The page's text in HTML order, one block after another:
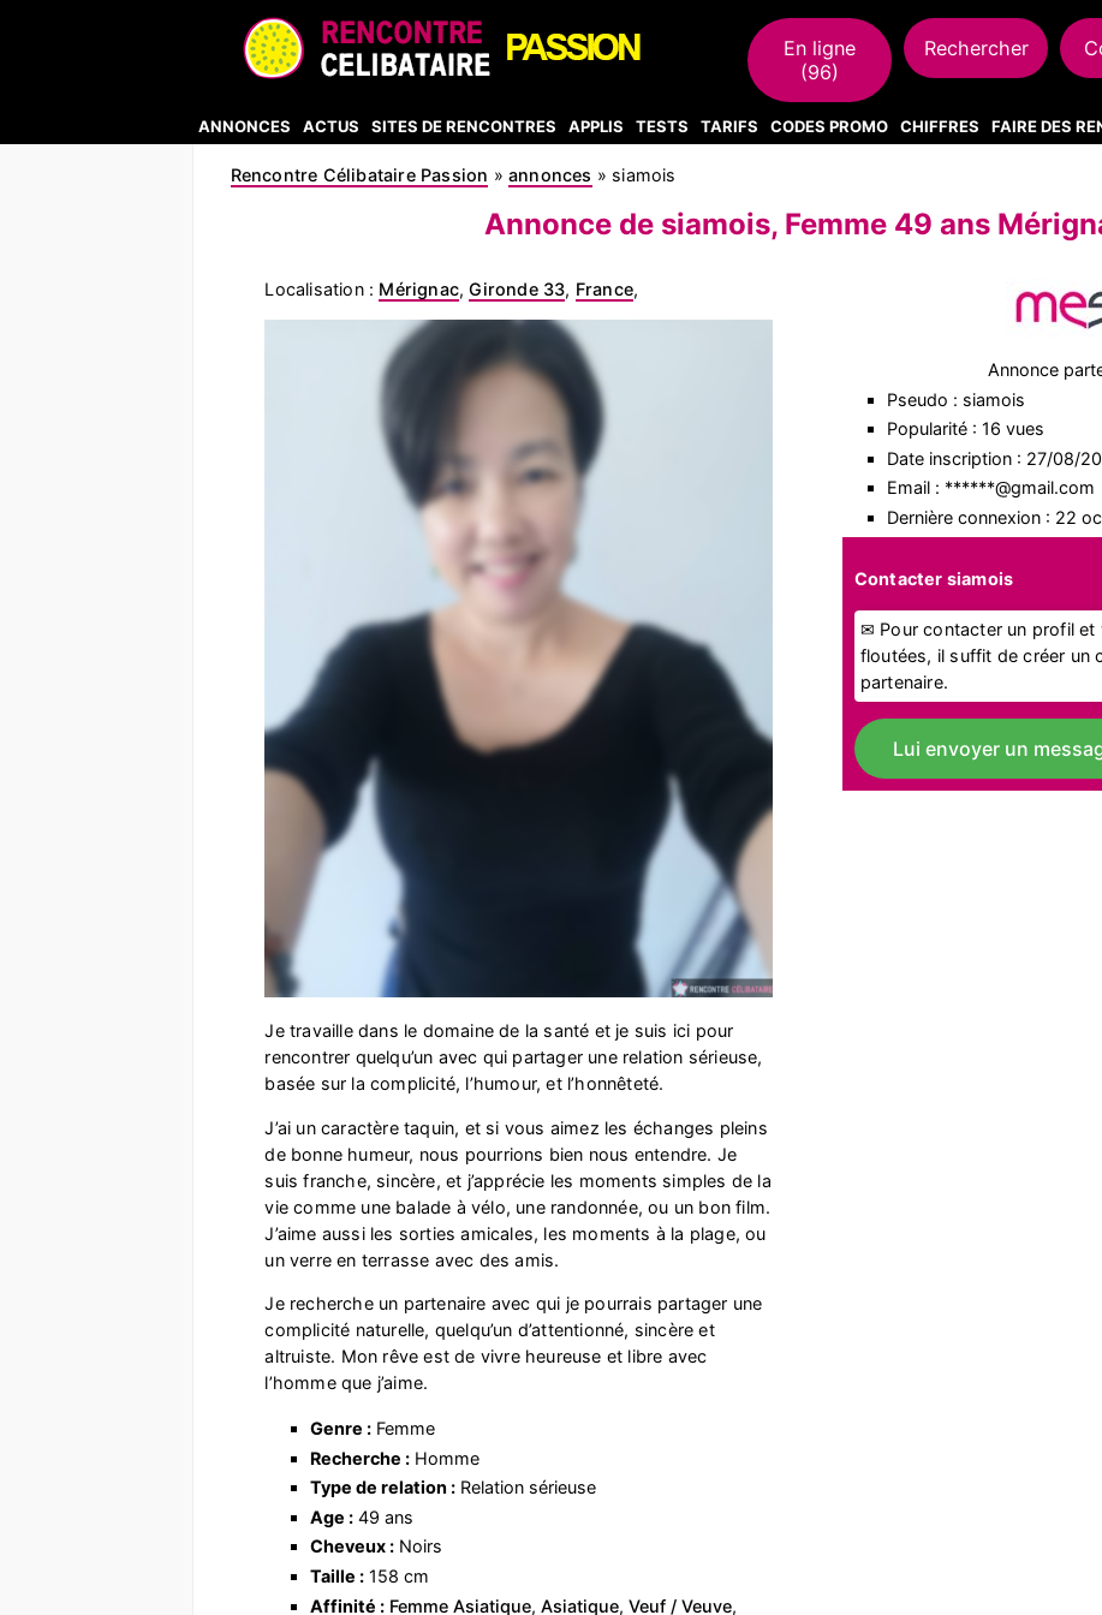
En ligne
(96)
Rechercher
ANNONCES ACTUS SITES DE RENCONTRES APPLIS TESTS TARIFS CODES PROMO CHIFFRES FAIRE DES
Rencontre Célibataire Passion »annonces » siamois
Annonce de siamois, Femme 49 ans
Localisation : Mérignac,Gironde 33, France,
Je travaille dans le domaine de la santé et je suis ici pour
rencontrer quelqu’un avec qui partager une relation sérieuse,
basée sur la complicité, l’humour, et l’honnêteté.
J’ai un caractère taquin, et si vous aimez les échanges pleins
de bonne humeur, nous pourrions bien nous entendre. Je
suis franche, sincère, et j’apprécie les moments simples de la
vie comme une balade à vélo, une randonnée, ou un bon film.
J’aime aussi les sorties amicales, les moments à la plage, ou
un verre en terrasse avec des amis.
Je recherche un partenaire avec qui je pourrais partager une
complicité naturelle, quelqu’un d’attentionné, sincère et
altruiste. Mon rêve est de vivre heureuse et libre avec
l’homme que j’aime.
Genre :Femme
Recherche :Homme
Type de relation :Relation sérieuse
Age :49 ans
Cheveux :Noirs
Taille :158 cm
Affinité : Femme Asiatique, Asiatique, Veuf / Veuve,
Annonce
Pseudo : siamois
Popularité : 16 vues
Date inscription : 27/08/
Email : ******@gmail.com
Dernière connexion : 22
Contacter siamois
✉ Pour contacter un profil
floutées, il suffit de créer un
partenaire.
Lui envoyer un